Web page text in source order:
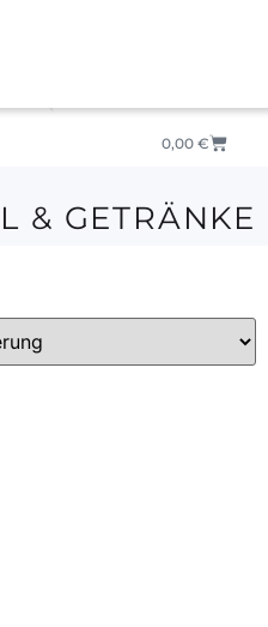
0,00 €
& GETRÄNKE